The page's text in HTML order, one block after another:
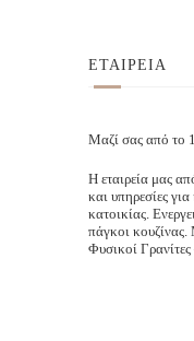
ΕΤΑΙΡΕΙΑ
Μαζί σας από το
Η εταιρεία μας
και υπηρεσίες
κατοικίας.
πάγκοι
Φυσικοί Γρανίτες